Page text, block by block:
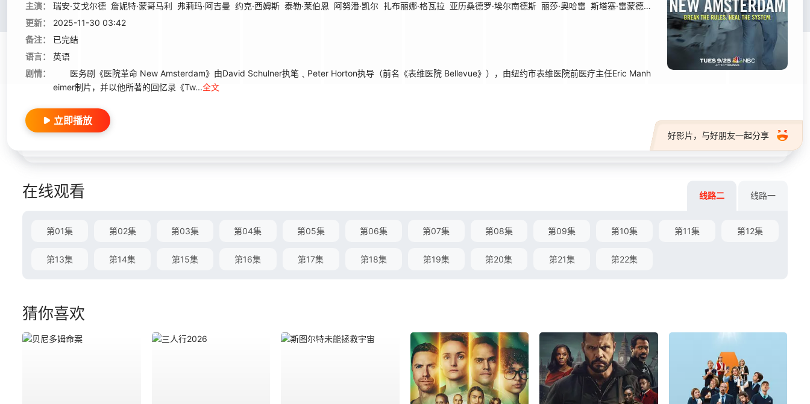
主演：
瑞安·艾戈尔德 詹妮特·蒙哥马利 弗莉玛·阿吉曼 约克·西姆斯 泰勒·莱伯恩 阿努潘·凯尔 扎布丽娜·格瓦拉 亚历桑德罗·埃尔南德斯 丽莎·奥哈雷 斯塔塞·雷蒙德 克里斯蒂娜·张
更新：
2025-11-30 03:42
备注：
已完结
语言：
英语
剧情：
医务剧《医院革命 New Amsterdam》由David Schulner执笔﹑Peter Horton执导（前名《表维医院 Bellevue》），由纽约市表维医院前医疗主任Eric Manh
eimer制片，并以他所著的回忆录《Tw...全文
好影片，与好朋友一起分享
立即播放
在线观看 线路二 线路一
第01集 第02集 第03集 第04集 第05集 第06集 第07集 第08集 第09集 第10集 第11集 第12集
第13集 第14集 第15集 第16集 第17集 第18集 第19集 第20集 第21集 第22集
猜你喜欢